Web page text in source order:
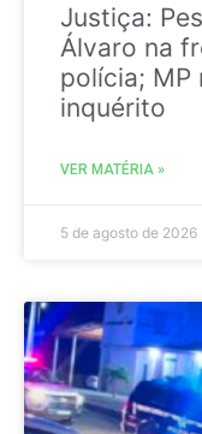
Justiça:
Álvaro na
polícia; MP
inquérito
VER MATÉRIA »
5 de agosto de 2026